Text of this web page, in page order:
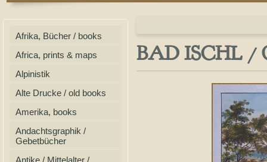
Afrika, Bücher / books
Africa, prints & maps
Alpinistik
Alte Drucke / old books
Amerika, books
Andachtsgraphik /
Gebetbücher
Antike / Mittelalter /
BAD ISCHL /